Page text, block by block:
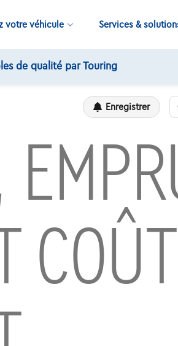
votre véhicule Services &
de qualité par Touring
Enregistrer